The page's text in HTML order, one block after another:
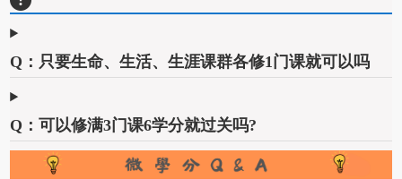
Q：只要生命、生活、生涯课群各修1门课就可以吗
Q：可以修满3门课6学分就过关吗?